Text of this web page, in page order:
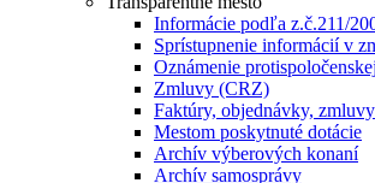
Informácie podľa z.č.211/
Sprístupnenie informácií v
Oznámenie
Zmluvy (CRZ)
Faktúry, objednávky, zmluvy
Mestom poskytnuté dotácie
Archív výberových konaní
Archív samosprávy